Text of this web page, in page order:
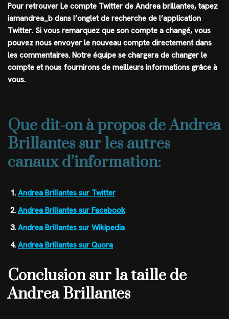
Pour retrouver Le compte Twitter de Andrea brillantes, tapez
iamandrea_b dans l’onglet de recherche de l’application
Twitter. Si vous remarquez que son compte a changé, vous
pouvez nous envoyer le nouveau compte directement dans
les commentaires. Notre équipe se chargera de changer le
compte et nous fournirons de meilleurs informations grâce à
vous.
Que dit-on à propos de Andrea
Brillantes sur les autres
canaux d’information:
Andrea Brillantes sur Twitter
Andrea Brillantes sur Facebook
Andrea Brillantes sur Wikipedia
Andrea Brillantes sur Quora
Conclusion sur la taille de
Andrea Brillantes